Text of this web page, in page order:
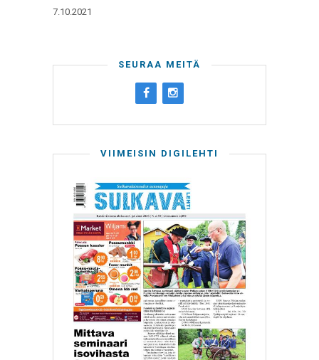
7.10.2021
SEURAA MEITÄ
VIIMEISIN DIGILEHTI